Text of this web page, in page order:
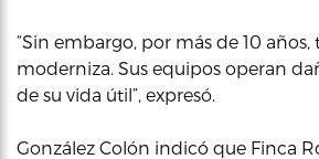
“Sin embargo, por más de 10
moderniza. Sus equipos operan
de su vida útil”, expresó.
González Colón indicó que Finca